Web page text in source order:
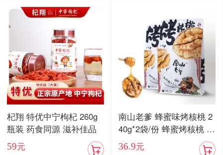
杞翔 特优中宁枸杞 260g
瓶装 药食同源 滋补佳品
59元
南山老爹 蜂蜜味烤核桃 2
40g*2袋/份 蜂蜜烤核桃 酥
脆香甜
36.9元